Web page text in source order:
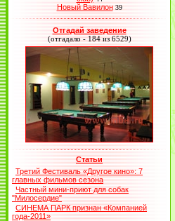
Новый Вавилон 39
Отгадай заведение
(отгадало - 184 из 6529)
Статьи
Третий Фестиваль «Другое кино»: 7
главных фильмов сезона
Частный мини-приют для собак
"Милосердие"
СИНЕМА ПАРК признан «Компанией
года-2011»